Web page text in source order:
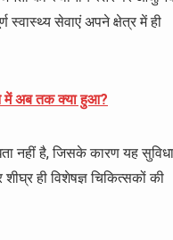
स्वास्थ्य सेवाएं अपने क्षेत्र में ही
में अब तक क्या हुआ?
नहीं है, जिसके कारण यह सुविधा
ही विशेषज्ञ चिकित्सकों की